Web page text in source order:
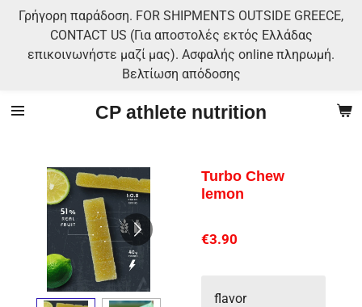
Skip
main
CP athlete nutrition
Γρήγορη παράδοση. FOR SHIPMENTS OUTSIDE GREECE,
CONTACT US (Για αποστολές εκτός Ελλάδας
επικοινωνήστε μαζί μας). Ασφαλής online πληρωμή.
Βελτίωση απόδοσης
Turbo Chew
lemon
€3.90
flavor